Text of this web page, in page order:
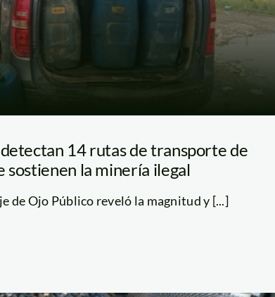
14 rutas de transporte de
sostienen la minería ilegal
de Ojo Público reveló la magnitud y [...]